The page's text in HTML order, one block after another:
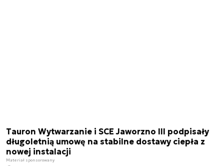
Tauron Wytwarzanie i SCE Jaworzno III podpisały
długoletnią umowę na stabilne dostawy ciepła z
nowej instalacji
Materiał sponsorowany